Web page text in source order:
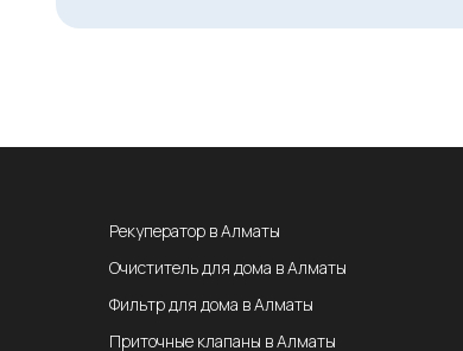
Рекуператор в Алматы
Очиститель для дома в Алматы
Фильтр для дома в Алматы
Приточные клапаны в Алматы